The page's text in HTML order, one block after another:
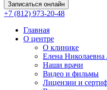
Записаться онлайн
+7 (812) 973-20-48
Главная
О центре
О клинике
Елена Николаевна
Наши врачи
Видео и фильмы
Лицензии и